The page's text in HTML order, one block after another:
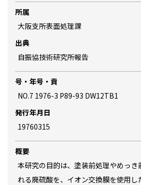
所属
大阪支所表面処理課
出典
自振協技術研究所報告
号・年号・貢
NO.7 1976-3 P89-93 DW12TB1
発行年月日
19760315
概要
本研究の目的は、塗装前処理やめっき
れる廃硫酸を、イオン交換膜を使用し